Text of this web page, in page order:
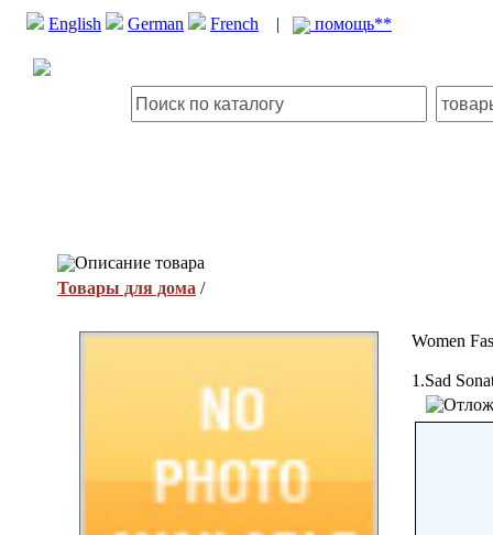
English German French | помощь**
Описание товара
Товары для дома /
Women
1.Sad